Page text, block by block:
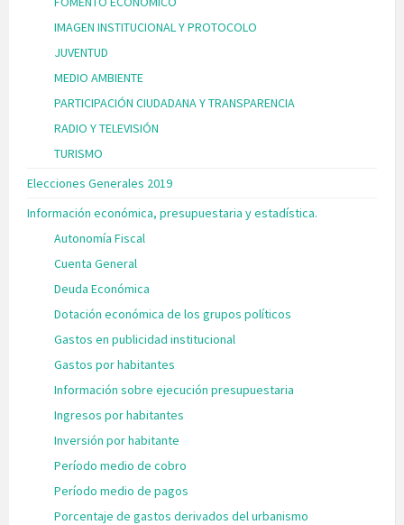
IMAGEN INSTITUCIONAL Y PROTOCOLO
JUVENTUD
MEDIO AMBIENTE
PARTICIPACIÓN CIUDADANA Y TRANSPARENCIA
RADIO Y TELEVISIÓN
TURISMO
Elecciones Generales 2019
Información económica, presupuestaria y estadística.
Autonomía Fiscal
Cuenta General
Deuda Económica
Dotación económica de los grupos políticos
Gastos en publicidad institucional
Gastos por habitantes
Información sobre ejecución presupuestaria
Ingresos por habitantes
Inversión por habitante
Período medio de cobro
Período medio de pagos
Porcentaje de gastos derivados del urbanismo